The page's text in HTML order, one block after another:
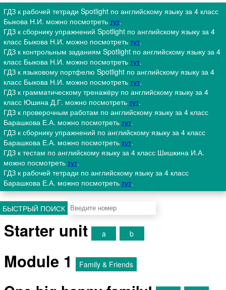
ГДЗ к рабочей тетради Spotlight по английскому языку за 4 класс
Быкова Н.И. можно посмотреть тут.
ГДЗ к сборнику упражнений Spotlight по английскому языку за 4
класс Быкова Н.И. можно посмотреть тут.
ГДЗ к контрольным заданиям Spotlight по английскому языку за 4
класс Быкова Н.И. можно посмотреть тут.
ГДЗ к языковому портфелю Spotlight по английскому языку за 4
класс Быкова Н.И. можно посмотреть тут.
ГДЗ к грамматическому тренажёру по английскому языку за 4
класс Юшина Д.Г. можно посмотреть тут.
ГДЗ к проверочным работам по английскому языку за 4 класс
Барашкова Е.А. можно посмотреть тут.
ГДЗ к сборнику упражнений по английскому языку за 4 класс
Барашкова Е.А. можно посмотреть тут.
ГДЗ к тестам по английскому языку за 4 класс Шишкина И.А.
можно посмотреть тут.
ГДЗ к рабочей тетради по английскому языку за 4 класс
Барашкова Е.А. можно посмотреть тут.
БЫСТРЫЙ ПОИСК
Starter unit a b
Module 1 Family & Friends